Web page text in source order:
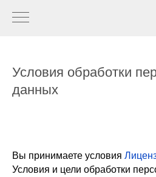
Условия обработки
данных
Вы принимаете условия
Условия и цели обработки